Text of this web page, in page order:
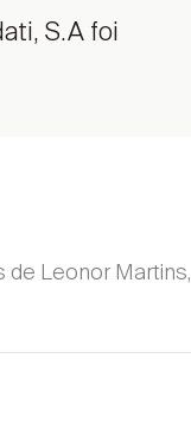
S.A foi
de Leonor Martins,